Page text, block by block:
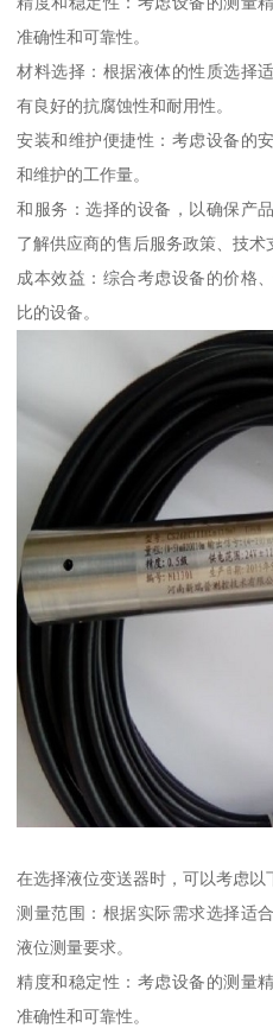
准确性和可靠性。
材料选择：根据液体的性质选择
有良好的抗腐蚀性和耐用性。
安装和维护便捷性：考虑设备的
和维护的工作量。
和服务：选择的设备，以确保产
了解供应商的售后服务政策、技术
成本效益：综合考虑设备的价格
比的设备。
在选择液位变送器时，可以考虑以
测量范围：根据实际需求选择适
液位测量要求。
精度和稳定性：考虑设备的测量
准确性和可靠性。